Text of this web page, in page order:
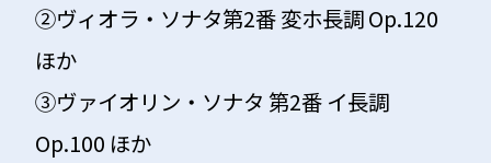
②ヴィオラ・ソナタ第2番 変ホ長調 Op.120
ほか
③ヴァイオリン・ソナタ 第2番 イ長調
Op.100 ほか